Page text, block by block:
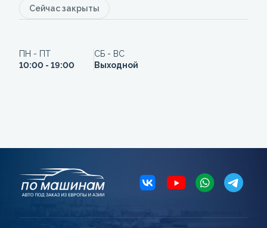
Сейчас закрыты
ПН - ПТ
10:00 - 19:00
СБ - ВС
Выходной